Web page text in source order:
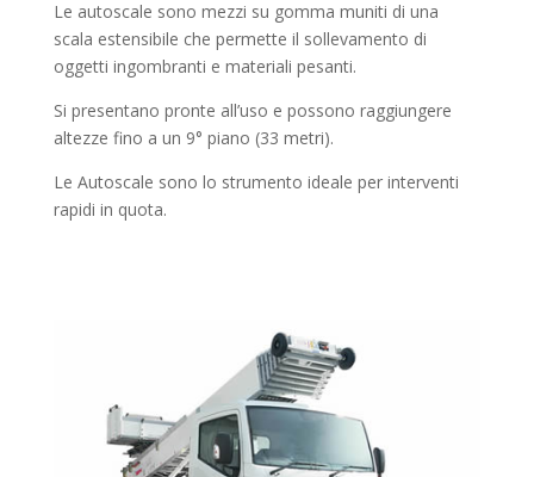
Le autoscale sono mezzi su gomma muniti di una
scala estensibile che permette il sollevamento di
oggetti ingombranti e materiali pesanti.
Si presentano pronte all’uso e possono raggiungere
altezze fino a un 9° piano (33 metri).
Le Autoscale sono lo strumento ideale per interventi
rapidi in quota.